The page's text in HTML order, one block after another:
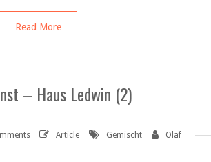
Read More
– Haus Ledwin (2)
Article Gemischt Olaf